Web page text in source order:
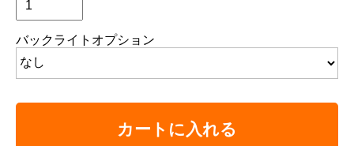
バックライトオプション
カートに入れる